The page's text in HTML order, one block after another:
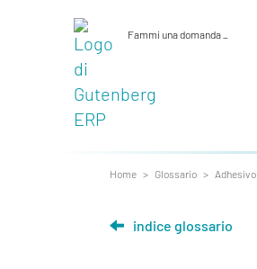
Fammi una domanda
Home > Glossario >
indice glossario